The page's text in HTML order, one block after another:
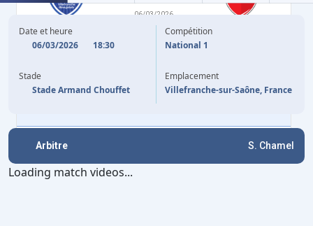
VILLEFRANCHE
06/03/2026
VALENCIENNES
45' +2 M. ASSEF
B. PASSI
B. PASSI 58'
Date et heure
06/03/2026
18:30
Stade
Stade Armand Chouffet
Compétition
National 1
Emplacement
Villefranche-sur-Saône, France
Arbitre S. Chamel
Loading match videos...